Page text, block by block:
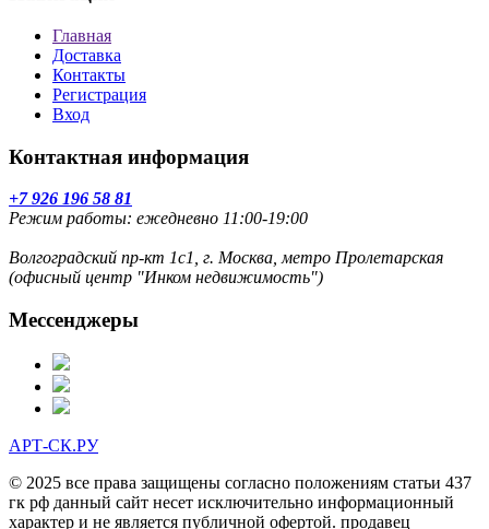
Главная
Доставка
Контакты
Регистрация
Вход
Контактная информация
+7 926 196 58 81
Режим работы: ежедневно 11:00-19:00
Волгоградский пр-кт 1с1, г. Москва, метро Пролетарская
(офисный центр "Инком недвижимость")
Мессенджеры
АРТ-СК.РУ
© 2025 все права защищены согласно положениям статьи 437
гк рф данный сайт несет исключительно информационный
характер и не является публичной офертой. продавец